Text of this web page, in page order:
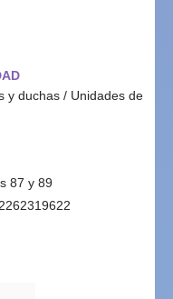
y duchas / Unidades de
87 y 89